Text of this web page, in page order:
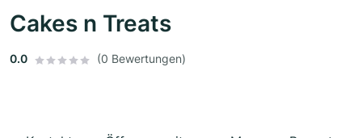
Cakes n Treats
0.0 (0 Bewertungen)